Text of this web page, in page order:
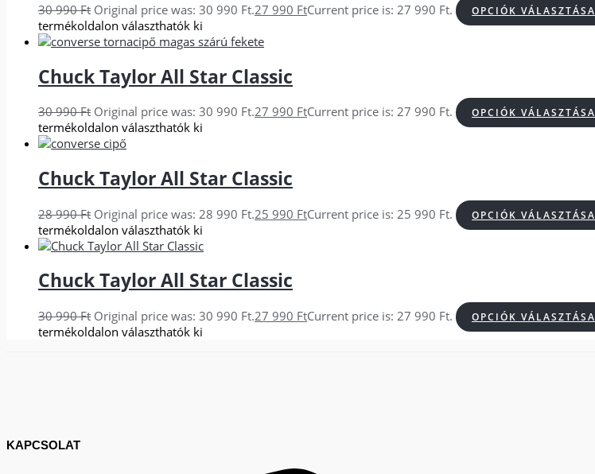
30 990Ft Original price was: 30 990 Ft.27 990 FtCurrent price is: 27 990 Ft. OPCIÓK VÁLASZTÁSA
termékoldalon választhatók ki
Chuck Taylor All Star Classic
30 990Ft Original price was: 30 990 Ft.27 990 FtCurrent price is: 27 990 Ft. OPCIÓK VÁLASZTÁSA
termékoldalon választhatók ki
Chuck Taylor All Star Classic
28 990Ft Original price was: 28 990 Ft.25 990 FtCurrent price is: 25 990 Ft. OPCIÓK VÁLASZTÁSA
termékoldalon választhatók ki
Chuck Taylor All Star Classic
30 990Ft Original price was: 30 990 Ft.27 990 FtCurrent price is: 27 990 Ft. OPCIÓK VÁLASZTÁSA
termékoldalon választhatók ki
KAPCSOLAT